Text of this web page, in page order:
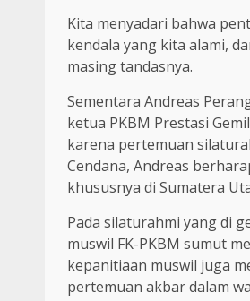
Kita menyadari bahwa
kendala yang kita alami,
masing tandasnya.
Sementara Andreas
ketua PKBM Prestasi
karena pertemuan
Cendana, Andreas
khususnya di Sumatera
Pada silaturahmi yang di
muswil FK-PKBM sumut
kepanitiaan muswil juga
pertemuan akbar dalam